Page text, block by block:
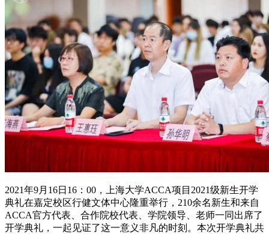
2021年9月16日16：00，上海大学ACCA项目2021级新生开学
典礼在嘉定校区行健文体中心隆重举行，210余名新生和来自
ACCA官方代表、合作院校代表、学院领导、老师一同出席了
开学典礼，一起见证了这一意义非凡的时刻。本次开学典礼共